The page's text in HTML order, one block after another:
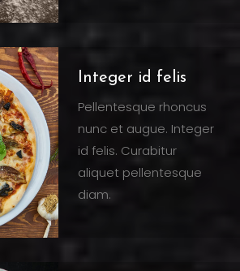
Integer id felis
Pellentesque rhoncus
nunc et augue. Integer
id felis. Curabitur
aliquet pellentesque
diam.